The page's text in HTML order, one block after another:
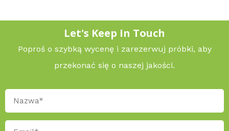
Let's Keep In Touch
Poproś o szybką wycenę i zarezerwuj próbki, aby
przekonać się o naszej jakości.